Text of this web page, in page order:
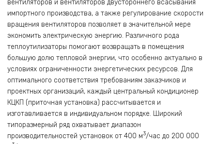
вентиляторов и вентиляторов двустороннего всасывания
импортного производства, а также регулирование скорости
вращения вентиляторов позволяет в значительной мере
экономить электрическую энергию. Различного рода
теплоутилизаторы помогают возвращать в помещения
большую долю тепловой энергии, что особенно актуально в
условиях ограниченности энергетических ресурсов. Для
оптимального соответствия требованиям заказчиков и
проектных организаций, каждый центральный кондиционер
КЦКП (приточная установка) рассчитывается и
изготавливается в индивидуальном порядке. Широкий
типоразмерный ряд охватывает диапазон
производительностей установок от 400 м3/час до 200 000